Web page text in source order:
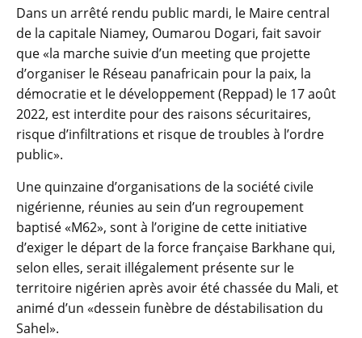
Dans un arrêté rendu public mardi, le Maire central
de la capitale Niamey, Oumarou Dogari, fait savoir
que «la marche suivie d’un meeting que projette
d’organiser le Réseau panafricain pour la paix, la
démocratie et le développement (Reppad) le 17 août
2022, est interdite pour des raisons sécuritaires,
risque d’infiltrations et risque de troubles à l’ordre
public».
Une quinzaine d’organisations de la société civile
nigérienne, réunies au sein d’un regroupement
baptisé «M62», sont à l’origine de cette initiative
d’exiger le départ de la force française Barkhane qui,
selon elles, serait illégalement présente sur le
territoire nigérien après avoir été chassée du Mali, et
animé d’un «dessein funèbre de déstabilisation du
Sahel».